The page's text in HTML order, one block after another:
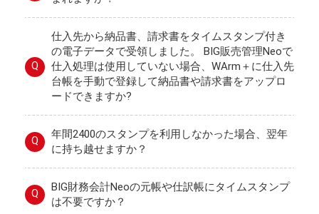
Q
仕入先から納品書、請求書をタイムスタンプ付き
の電子データで受領しました。 BIG販売管理Neoで
仕入処理は使用していない場合、WArm＋に仕入先
台帳を手動で登録して納品書や請求書をアップロ
ードできますか?
Q
年間2400のスタンプを利用しなかった場合、翌年
に持ち越せますか？
Q
BIG財務会計Neoの元帳や仕訳帳にタイムスタンプ
は不要ですか？